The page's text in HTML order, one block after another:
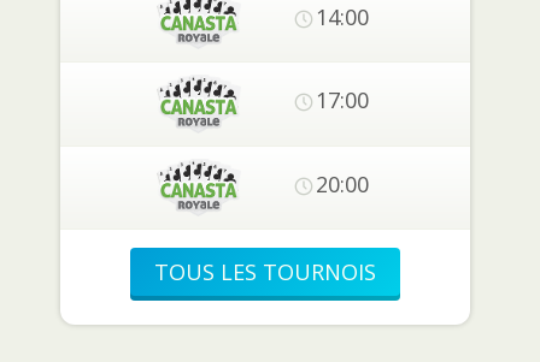
14:00
17:00
20:00
TOUS LES TOURNOIS